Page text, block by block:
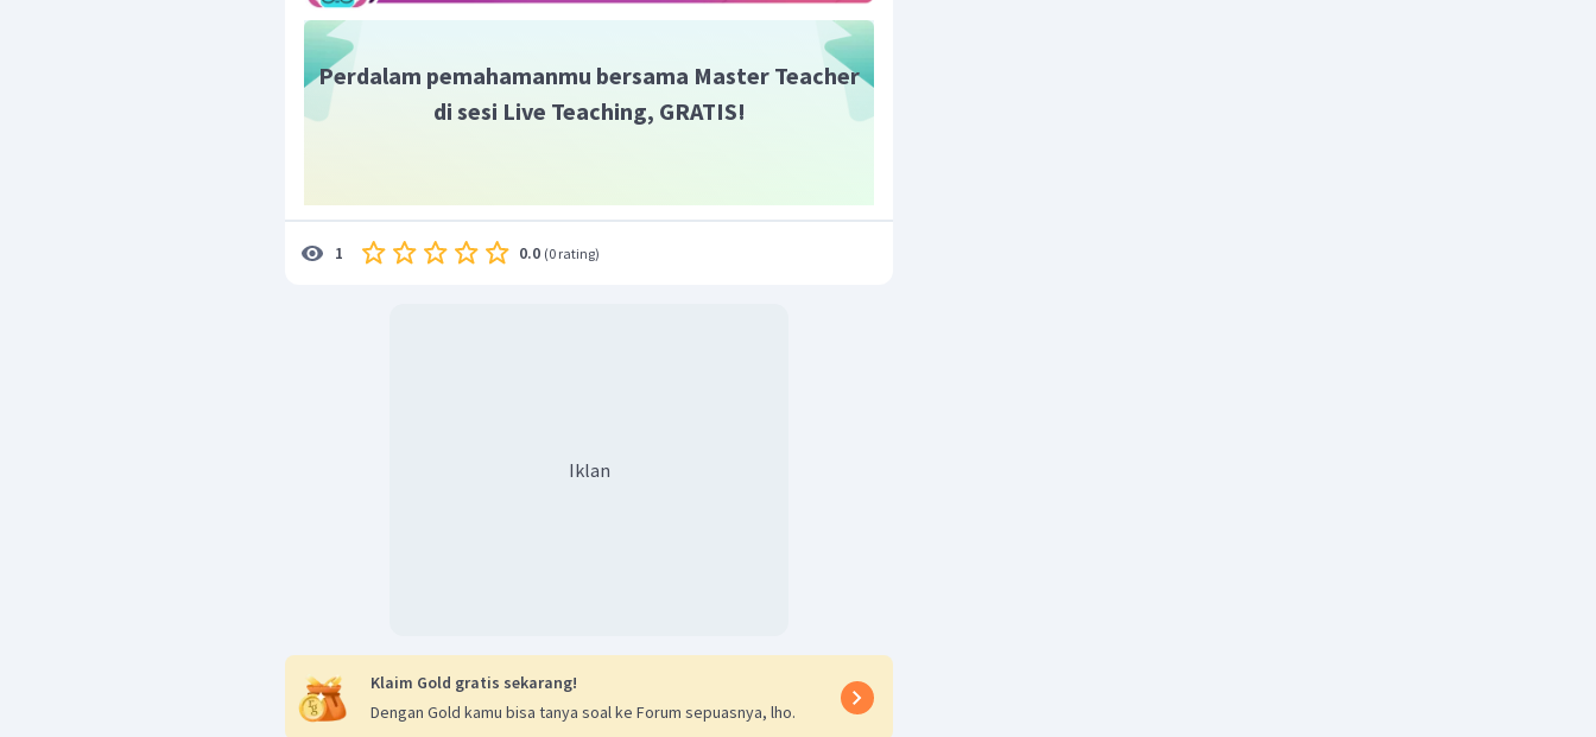
Perdalam pemahamanmu bersama Master Teacher
di sesi Live Teaching, GRATIS!
1 0.0 (0 rating)
Iklan
Klaim Gold gratis sekarang!
Dengan Gold kamu bisa tanya soal ke Forum sepuasnya, lho.